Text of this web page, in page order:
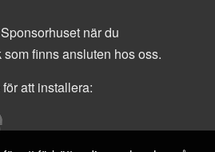
när du
finns ansluten hos oss.
att installera: